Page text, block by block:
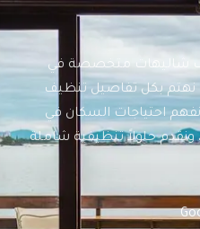
شاليهات متخصصة في
نهتم بكل تفاصيل تنظيف
احتياجات السكان في
ونقدم حلولاً تنظيفية شاملة